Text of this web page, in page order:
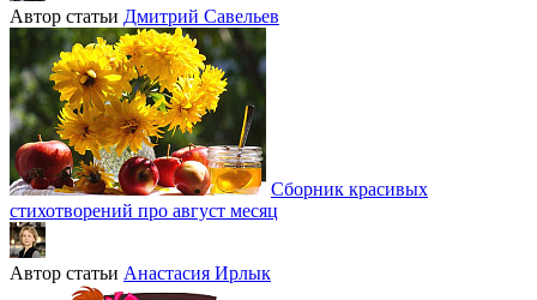
Автор статьи Дмитрий Савельев
Сборник красивых
стихотворений про август месяц
Автор статьи Анастасия Ирлык